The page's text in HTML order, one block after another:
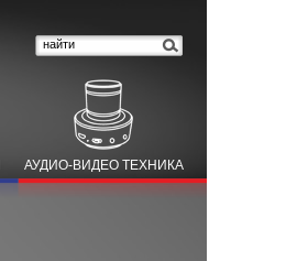
АУДИО-ВИДЕО ТЕХНИКА